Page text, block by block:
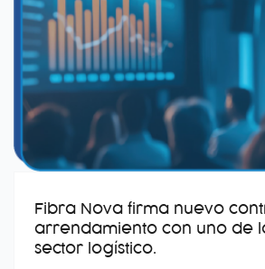
Fibra Nova firma nuevo
arrendamiento con uno de
sector logístico.